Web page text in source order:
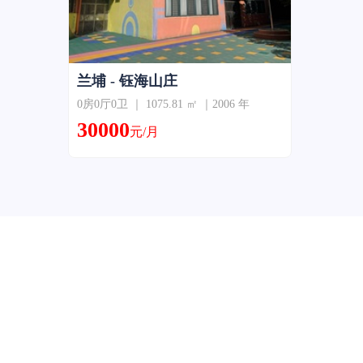
兰埔 - 钰海山庄
0房0厅0卫 ｜ 1075.81 ㎡ ｜2006 年
30000元/月